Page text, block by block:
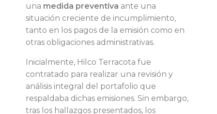
s
c
o
s
a
una medida preventiva ante una
situación creciente de incumplimiento,
tanto en los pagos de la emisión como en
otras obligaciones administrativas.
Inicialmente, Hilco Terracota fue
contratado para realizar una revisión y
análisis integral del portafolio que
respaldaba dichas emisiones. Sin embargo,
tras los hallazgos presentados, los